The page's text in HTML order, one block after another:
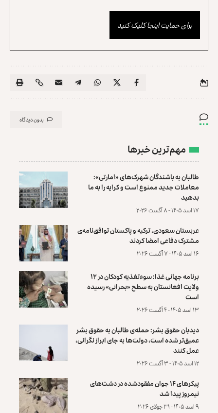
برای حمایت اینجا کلیک کنید
بدون دیدگاه
مهم‌ترین خبرها
طالبان به باشندگان شهرک‌های «امارتی»:
معاملات جدید ممنوع است و کرایه را به ما
بدهید
۱۷ اسد ۱۴۰۵ - ۸ آگست ۲۰۲۶
عربستان سعودی، ترکیه و پاکستان توافق‌نامه‌ی
مشترک دفاعی امضا کردند
۱۶ اسد ۱۴۰۵ - ۷ آگست ۲۰۲۶
برنامه جهانی غذا: سوءتغذیه کودکان در ۱۲
ولایت افغانستان به سطح «بحرانی» رسیده
است
۱۳ اسد ۱۴۰۵ - ۴ آگست ۲۰۲۶
دیدبان حقوق بشر: حمله‌ی طالبان به حقوق بشر
عمیق‌تر شده است، دولت‌ها به جای ابراز نگرانی،
عمل کنند
۱۲ اسد ۱۴۰۵ - ۳ آگست ۲۰۲۶
پیکرهای ۱۴ جوان مفقودشده در دشت‌های
نیمروز پیدا شد
۹ اسد ۱۴۰۵ - ۳۱ جولای ۲۰۲۶